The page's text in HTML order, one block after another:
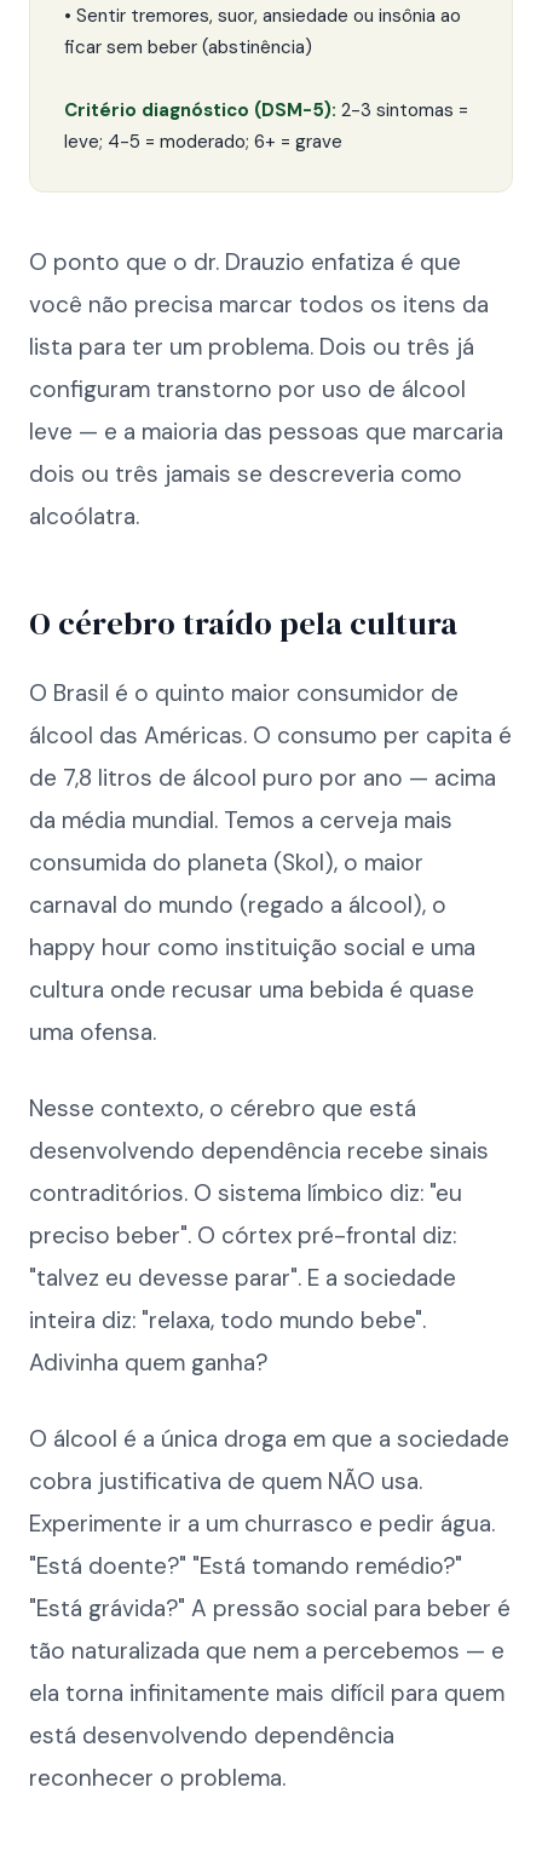
• Sentir tremores, suor, ansiedade ou insônia ao
ficar sem beber (abstinência)
Critério diagnóstico (DSM-5): 2-3 sintomas =
leve; 4-5 = moderado; 6+ = grave
O ponto que o dr. Drauzio enfatiza é que
você não precisa marcar todos os itens da
lista para ter um problema. Dois ou três já
configuram transtorno por uso de álcool
leve — e a maioria das pessoas que marcaria
dois ou três jamais se descreveria como
alcoólatra.
O cérebro traído pela cultura
O Brasil é o quinto maior consumidor de
álcool das Américas. O consumo per capita é
de 7,8 litros de álcool puro por ano — acima
da média mundial. Temos a cerveja mais
consumida do planeta (Skol), o maior
carnaval do mundo (regado a álcool), o
happy hour como instituição social e uma
cultura onde recusar uma bebida é quase
uma ofensa.
Nesse contexto, o cérebro que está
desenvolvendo dependência recebe sinais
contraditórios. O sistema límbico diz: "eu
preciso beber". O córtex pré-frontal diz:
"talvez eu devesse parar". E a sociedade
inteira diz: "relaxa, todo mundo bebe".
Adivinha quem ganha?
O álcool é a única droga em que a sociedade
cobra justificativa de quem NÃO usa.
Experimente ir a um churrasco e pedir água.
"Está doente?" "Está tomando remédio?"
"Está grávida?" A pressão social para beber é
tão naturalizada que nem a percebemos — e
ela torna infinitamente mais difícil para quem
está desenvolvendo dependência
reconhecer o problema.